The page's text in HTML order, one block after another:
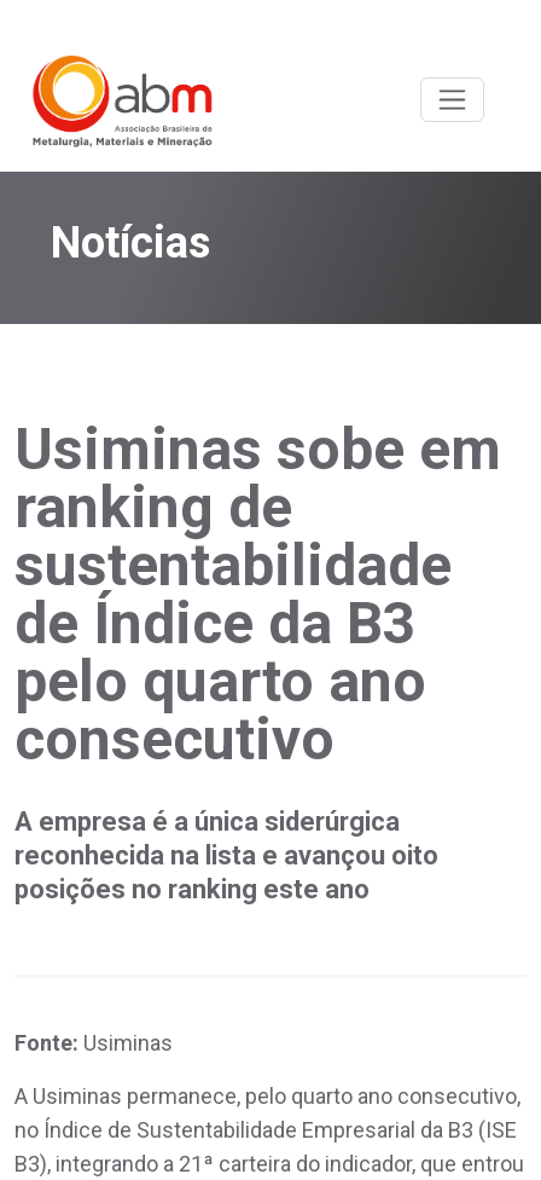
Notícias
Usiminas sobe em
ranking de
sustentabilidade
de Índice da B3
pelo quarto ano
consecutivo
A empresa é a única siderúrgica
reconhecida na lista e avançou oito
posições no ranking este ano
Fonte: Usiminas
A Usiminas permanece, pelo quarto ano consecutivo,
no Índice de Sustentabilidade Empresarial da B3 (ISE
B3), integrando a 21ª carteira do indicador, que entrou